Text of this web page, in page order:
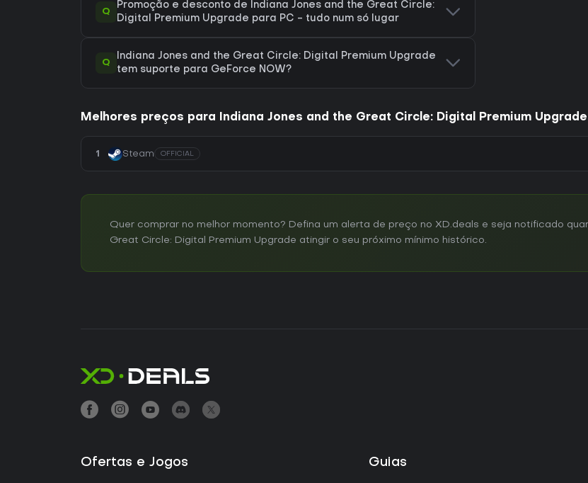
Q
Promoção e desconto de Indiana Jones and the Great Circle:
Digital Premium Upgrade para PC - tudo num só lugar
Q
Indiana Jones and the Great Circle: Digital Premium Upgrade
tem suporte para GeForce NOW?
Melhores preços para Indiana Jones and the Great Circle: Digital Premium Upgrade
1 Steam OFFICIAL
Quer comprar no melhor momento? Defina um alerta de preço no XD.deals e seja notificado
Great Circle: Digital Premium Upgrade atingir o seu próximo mínimo histórico.
Ofertas e Jogos Guias